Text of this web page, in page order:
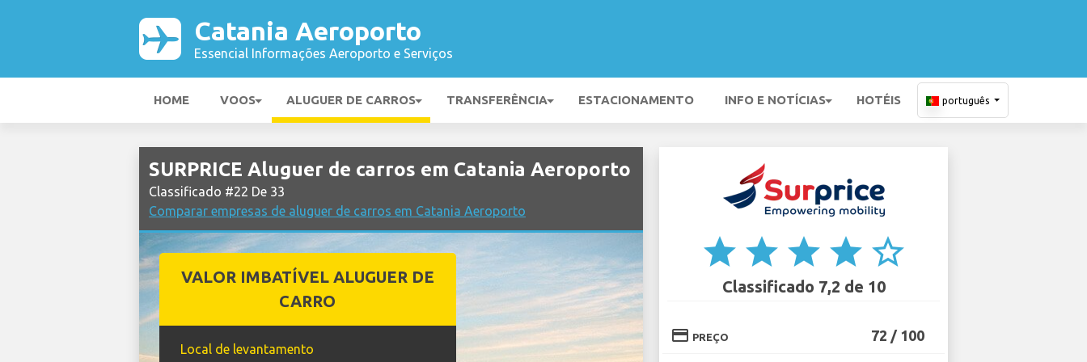
Catania Aeroporto
Essencial Informações Aeroporto e Serviços
HOME VOOS ALUGUER DE CARROS TRANSFERÊNCIA ESTACIONAMENTO INFO E NOTÍCIAS HOTÉIS português
SURPRICE Aluguer de carros em Catania Aeroporto
Classificado #22 De 33
Comparar empresas de aluguer de carros em Catania Aeroporto
VALOR IMBATÍVEL ALUGUER DE
CARRO
Local de levantamento
star star star star star_border
Classificado 7,2 de 10
credit_card PREÇO 72 / 100